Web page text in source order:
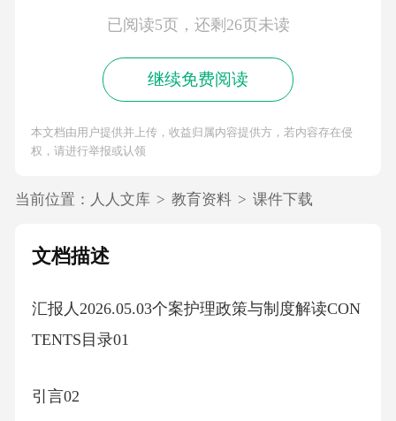
已阅读5页，还剩26页未读
继续免费阅读
本文档由用户提供并上传，收益归属内容提供方，若内容存在侵
权，请进行举报或认领
当前位置： 人人文库 > 教育资料 > 课件下载
文档描述
汇报人2026.05.03个案护理政策与制度解读CON
TENTS目录01
引言02